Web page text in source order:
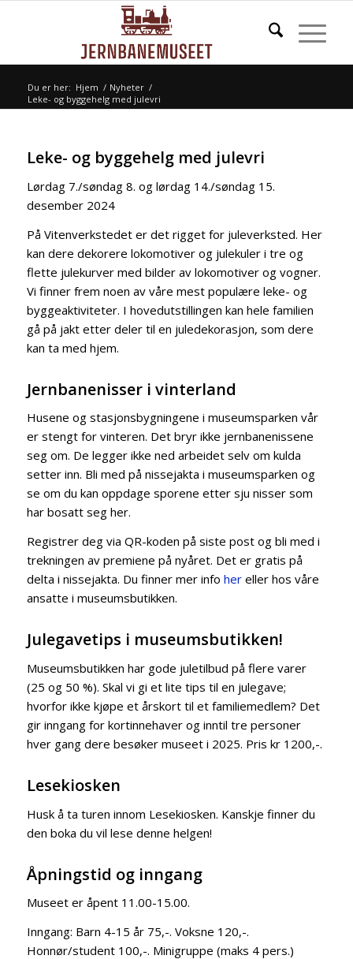
Du er her: Hjem / Nyheter /
Leke- og byggehelg med julevri
Leke- og byggehelg med julevri
Lørdag 7./søndag 8. og lørdag 14./søndag 15.
desember 2024
På Vitenverkstedet er det rigget for juleverksted. Her
kan dere dekorere lokomotiver og julekuler i tre og
flette julekurver med bilder av lokomotiver og vogner.
Vi finner frem noen av våre mest populære leke- og
byggeaktiviteter. I hovedutstillingen kan hele familien
gå på jakt etter deler til en juledekorasjon, som dere
kan ta med hjem.
Jernbanenisser i vinterland
Husene og stasjonsbygningene i museumsparken vår
er stengt for vinteren. Det bryr ikke jernbanenissene
seg om. De legger ikke ned arbeidet selv om kulda
setter inn. Bli med på nissejakta i museumsparken og
se om du kan oppdage sporene etter sju nisser som
har bosatt seg her.
Registrer deg via QR-koden på siste post og bli med i
trekningen av premiene på nyåret. Det er gratis på
delta i nissejakta. Du finner mer info hereller hos våre
ansatte i museumsbutikken.
Julegavetips i museumsbutikken!
Museumsbutikken har gode juletilbud på flere varer
(25 og 50 %). Skal vi gi et lite tips til en julegave;
hvorfor ikke kjøpe et årskort til et familiemedlem? Det
gir inngang for kortinnehaver og inntil tre personer
hver gang dere besøker museet i 2025. Pris kr 1200,-.
Lesekiosken
Husk å ta turen innom Lesekiosken. Kanskje finner du
den boka du vil lese denne helgen!
Åpningstid og inngang
Museet er åpent 11.00-15.00.
Inngang: Barn 4-15 år 75,-. Voksne 120,-.
Honnør/student 100,-. Minigruppe (maks 4 pers.)